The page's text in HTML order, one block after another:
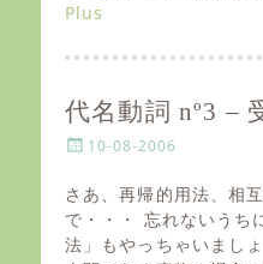
Plus
代名動詞 nº3 –
P
s
t
e
d
10-08-2006
さあ、再帰的用法、相
で・・・ 忘れないうち
法」もやっちゃいまし